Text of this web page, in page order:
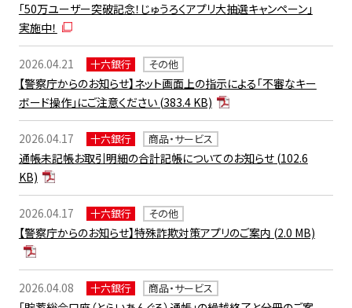
「50万ユーザー突破記念！じゅうろくアプリ大抽選キャンペーン」
実施中！
2026.04.21 十六銀行 その他
【警察庁からのお知らせ】ネット画面上の指示による「不審なキー
ボード操作」にご注意ください(383.4 KB)
2026.04.17 十六銀行 商品・サービス
通帳未記帳お取引明細の合計記帳についてのお知らせ(102.6
KB)
2026.04.17 十六銀行 その他
【警察庁からのお知らせ】特殊詐欺対策アプリのご案内 (2.0 MB)
2026.04.08 十六銀行 商品・サービス